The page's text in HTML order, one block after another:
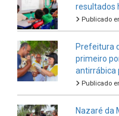
resultados
Publicado
Prefeitura
primeiro
antirrábica
Publicado
Nazaré da